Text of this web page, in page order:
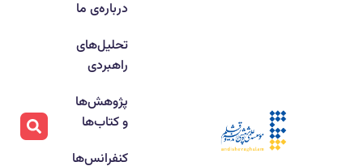
درباره‌ی ما
تحلیل‌های
راهبردی
پژوهش‌ها
و کتاب‌ها
کنفرانس‌ها